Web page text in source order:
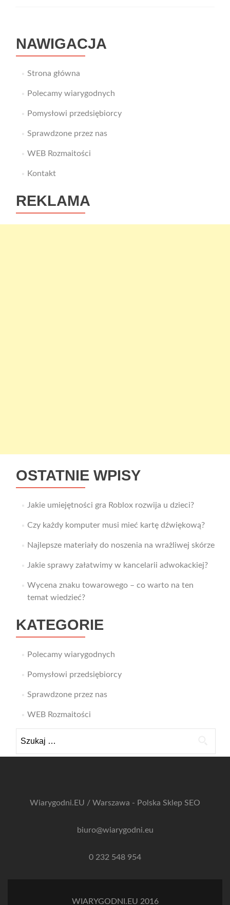
NAWIGACJA
Strona główna
Polecamy wiarygodnych
Pomysłowi przedsiębiorcy
Sprawdzone przez nas
WEB Rozmaitości
Kontakt
REKLAMA
OSTATNIE WPISY
Jakie umiejętności gra Roblox rozwija u dzieci?
Czy każdy komputer musi mieć kartę dźwiękową?
Najlepsze materiały do noszenia na wrażliwej skórze
Jakie sprawy załatwimy w kancelarii adwokackiej?
Wycena znaku towarowego – co warto na ten
temat wiedzieć?
KATEGORIE
Polecamy wiarygodnych
Pomysłowi przedsiębiorcy
Sprawdzone przez nas
WEB Rozmaitości
Wiarygodni.EU / Warszawa - Polska Sklep SEO
biuro@wiarygodni.eu
0 232 548 954
WIARYGODNI.EU 2016